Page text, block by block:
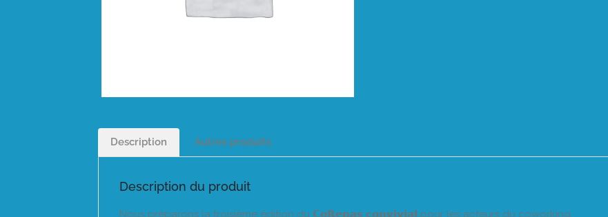
Description Autres produits
Description du produit
Nous préparons la troisième édition du 𝗖𝗼𝗥𝗲𝗽𝗮𝘀 𝗰𝗼𝗻𝘃𝗶𝘃𝗶𝗮𝗹 pour les acteurs du coworking